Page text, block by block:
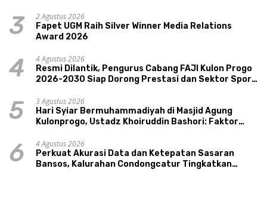
3
2 Agustus 2026
Fapet UGM Raih Silver Winner Media Relations
Award 2026
4
4 Agustus 2026
Resmi Dilantik, Pengurus Cabang FAJI Kulon Progo
2026-2030 Siap Dorong Prestasi dan Sektor Sport
5
3 Agustus 2026
Hari Syiar Bermuhammadiyah di Masjid Agung
Kulonprogo, Ustadz Khoiruddin Bashori: Faktor
6
4 Agustus 2026
Perkuat Akurasi Data dan Ketepatan Sasaran
Bansos, Kalurahan Condongcatur Tingkatkan